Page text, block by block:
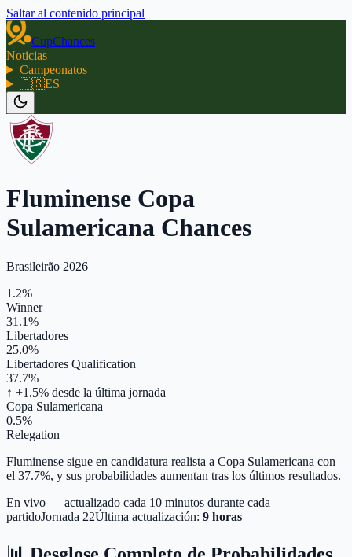
Saltar al contenido principal
CupChances
Noticias
Campeonatos
🇪🇸ES
Fluminense Copa
Sulamericana Chances
Brasileirão 2026
1.2%
Winner
31.1%
Libertadores
25.0%
Libertadores Qualification
37.7%
↑ +1.5% desde la última jornada
Copa Sulamericana
0.5%
Relegation
Fluminense sigue en candidatura realista a Copa Sulamericana con
el 37.7%, y sus probabilidades aumentan tras los últimos resultados.
En vivo — actualizado cada 10 minutos durante cada
partidoJornada 22Última actualización: 9 horas